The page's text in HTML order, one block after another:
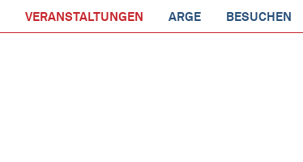
VERANSTALTUNGEN ARGE BESUCHEN